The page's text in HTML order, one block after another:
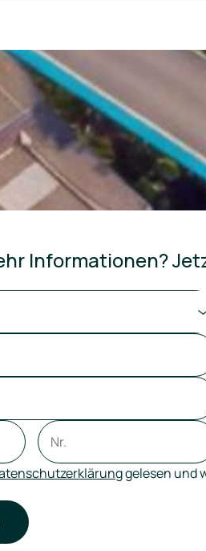
Informationen?
gelesen und